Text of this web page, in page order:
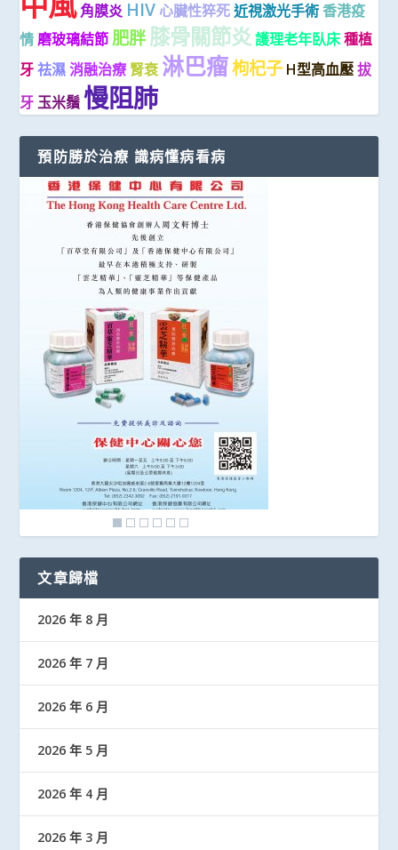
角膜炎 HIV 心臟性猝死 近視激光手術 香港疫
情 磨玻璃結節 肥胖膝骨關節炎 護理老年臥床 種植
牙 祛濕 消融治療 腎衰 淋巴瘤枸杞子 H型高血壓 拔
牙 玉米鬚 慢阻肺
預防勝於治療 識病懂病看病
文章歸檔
2026 年 8 月
2026 年 7 月
2026 年 6 月
2026 年 5 月
2026 年 4 月
2026 年 3 月